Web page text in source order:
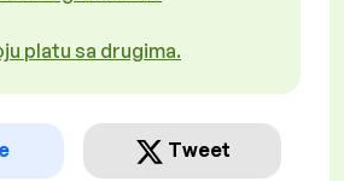
platu sa drugima.
Tweet